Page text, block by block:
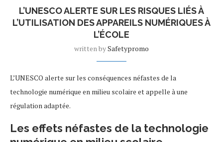
L’UNESCO ALERTE SUR LES RISQUES LIÉS À
L’UTILISATION DES APPAREILS NUMÉRIQUES À
L’ÉCOLE
written bySafetypromo
L’UNESCO alerte sur les conséquences néfastes de la
technologie numérique en milieu scolaire et appelle à une
régulation adaptée.
Les effets néfastes de la technologie